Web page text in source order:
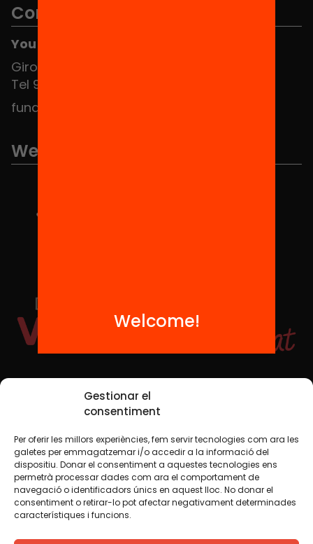
Gestionar el
consentiment
Per oferir les millors experiències, fem servir tecnologies com ara les
galetes per emmagatzemar i/o accedir a la informació del
dispositiu. Donar el consentiment a aquestes tecnologies ens
permetrà processar dades com ara el comportament de
navegació o identificadors únics en aquest lloc. No donar el
consentiment o retirar-lo pot afectar negativament determinades
característiques i funcions.
Contact
You can find us at the Social HUB
Girona 34, interior 08010 Barcelona
Tel 934 588 700
fundacio@equitat.org
We are part of...
Social Media
TW YTB IG FB IN
Legal NoticeCookie Policy
Welcome!